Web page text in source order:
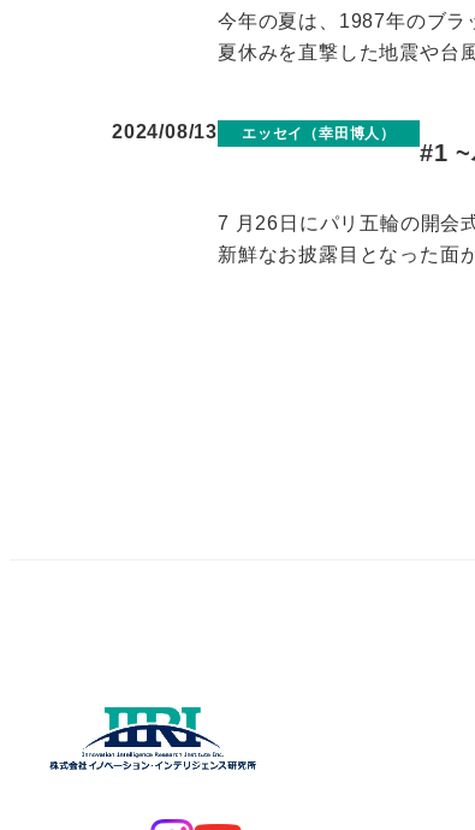
今年の夏は、1987年のブラ
夏休みを直撃した地震や台
2024/08/13 エッセイ（幸田博人）
#1 ~
7 月26日にパリ五輪の開会
新鮮なお披露目となった面